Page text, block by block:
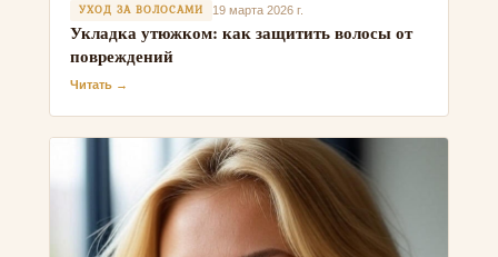
УХОД ЗА ВОЛОСАМИ 19 марта 2026 г.
Укладка утюжком: как защитить волосы от
повреждений
Читать →